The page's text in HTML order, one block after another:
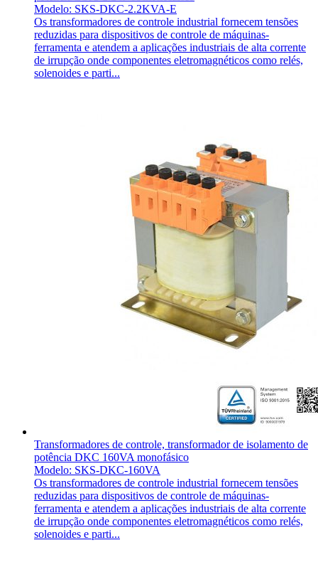
Modelo: SKS-DKC-2.2KVA-E
Os transformadores de controle industrial fornecem tensões
reduzidas para dispositivos de controle de máquinas-
ferramenta e atendem a aplicações industriais de alta corrente
de irrupção onde componentes eletromagnéticos como relés,
solenoides e parti...
Transformadores de controle, transformador de isolamento de
potência DKC 160VA monofásico
Modelo: SKS-DKC-160VA
Os transformadores de controle industrial fornecem tensões
reduzidas para dispositivos de controle de máquinas-
ferramenta e atendem a aplicações industriais de alta corrente
de irrupção onde componentes eletromagnéticos como relés,
solenoides e parti...